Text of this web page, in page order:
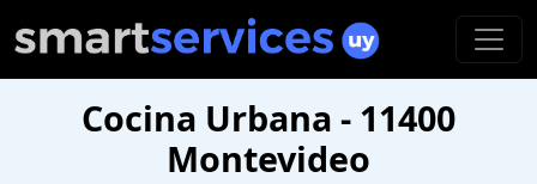
Cocina Urbana - 11400
Montevideo